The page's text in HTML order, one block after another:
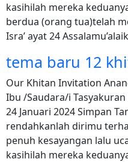
kasihilah mereka
berdua (orang tua)telah
Isra’ ayat 24
tema baru 12
Our Khitan Invitation
Ibu /Saudara/i
24 Januari 2024 Simpan
rendahkanlah dirimu
penuh kesayangan lalu
kasihilah mereka